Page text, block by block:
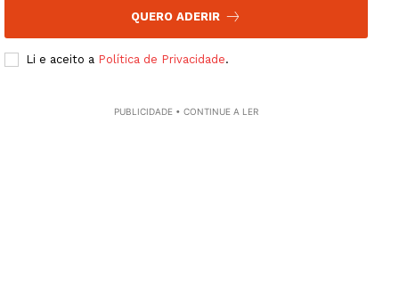
QUERO ADERIR
Li e aceito a Política de Privacidade.
PUBLICIDADE • CONTINUE A LER